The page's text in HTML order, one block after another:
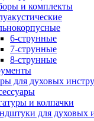
и комплекты
6-струнные
7-струнные
8-струнные
для духовых
и колпачки
для духовых